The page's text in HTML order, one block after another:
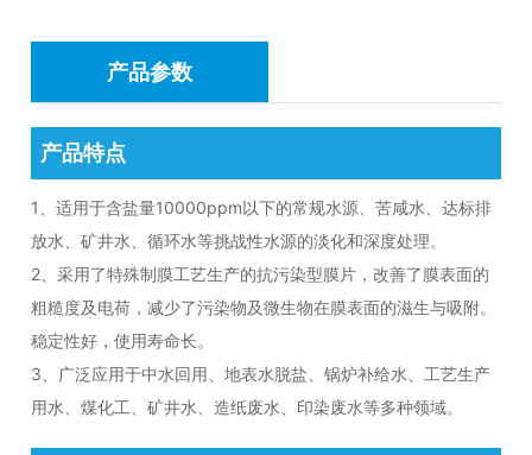
产品参数
产品特点
1、适用于含盐量10000ppm以下的常规水源、苦咸水、达标排
放水、矿井水、循环水等挑战性水源的淡化和深度处理。
2、采用了特殊制膜工艺生产的抗污染型膜片，改善了膜表面的
粗糙度及电荷，减少了污染物及微生物在膜表面的滋生与吸附。
稳定性好，使用寿命长。
3、广泛应用于中水回用、地表水脱盐、锅炉补给水、工艺生产
用水、煤化工、矿井水、造纸废水、印染废水等多种领域。